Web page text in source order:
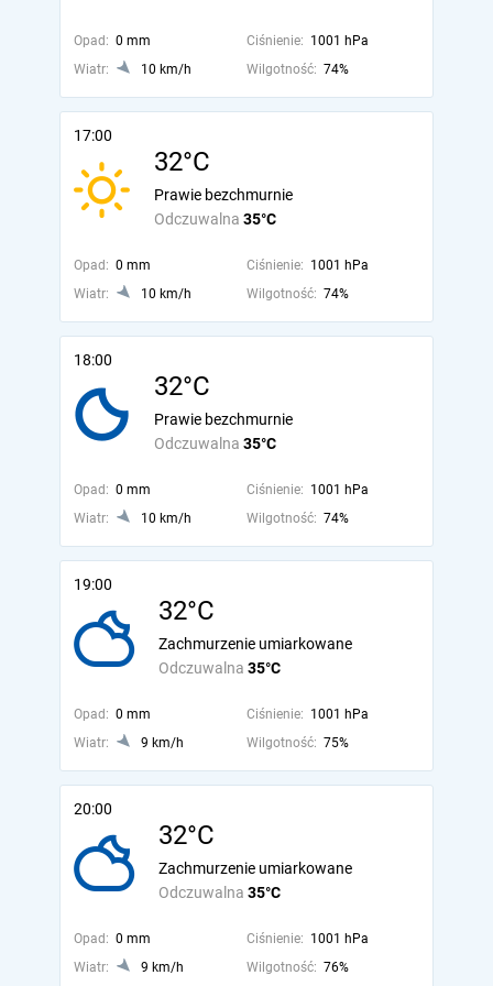
Opad: 0 mm Ciśnienie: 1001 hPa
Wiatr:
10 km/h Wilgotność: 74%
17:00
32°C
Odczuwalna 35°C
Prawie bezchmurnie
Opad: 0 mm Ciśnienie: 1001 hPa
Wiatr:
10 km/h Wilgotność: 74%
18:00
32°C
Odczuwalna 35°C
Prawie bezchmurnie
Opad: 0 mm Ciśnienie: 1001 hPa
Wiatr:
10 km/h Wilgotność: 74%
19:00
32°C
Odczuwalna 35°C
Zachmurzenie umiarkowane
Opad: 0 mm Ciśnienie: 1001 hPa
Wiatr:
9 km/h Wilgotność: 75%
20:00
32°C
Odczuwalna 35°C
Zachmurzenie umiarkowane
Opad: 0 mm Ciśnienie: 1001 hPa
Wiatr:
9 km/h Wilgotność: 76%